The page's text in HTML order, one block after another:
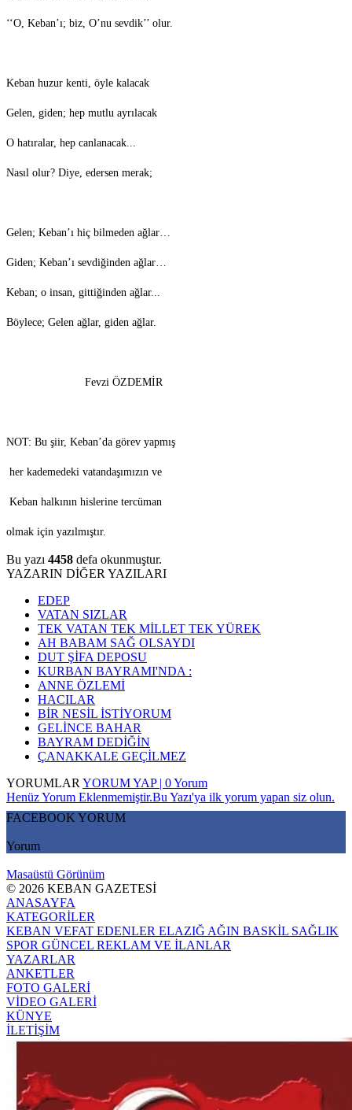
‘‘O, Keban’ı; biz, O’nu sevdik’’ olur.
Keban huzur kenti, öyle kalacak
Gelen, giden; hep mutlu ayrılacak
O hatıralar, hep canlanacak...
Nasıl olur? Diye, edersen merak;
Gelen; Keban’ı hiç bilmeden ağlar…
Giden; Keban’ı sevdiğinden ağlar…
Keban; o insan, gittiğinden ağlar...
Böylece; Gelen ağlar, giden ağlar.
Fevzi ÖZDEMİR
NOT: Bu şiir, Keban’da görev yapmış
her kademedeki vatandaşımızın ve
Keban halkının hislerine tercüman
olmak için yazılmıştır.
Bu yazı 4458 defa okunmuştur.
YAZARIN DİĞER YAZILARI
EDEP
VATAN SIZLAR
TEK VATAN TEK MİLLET TEK YÜREK
AH BABAM SAĞ OLSAYDI
DUT ŞİFA DEPOSU
KURBAN BAYRAMI'NDA :
ANNE ÖZLEMİ
HACILAR
BİR NESİL İSTİYORUM
GELİNCE BAHAR
BAYRAM DEDİĞİN
ÇANAKKALE GEÇİLMEZ
YORUMLAR YORUM YAP | 0 Yorum
Henüz Yorum Eklenmemiştir.Bu Yazı'ya ilk yorum yapan siz olun.
FACEBOOK YORUM
Yorum
Masaüstü Görünüm
© 2026 KEBAN GAZETESİ
ANASAYFA
KATEGORİLER
KEBAN VEFAT EDENLER ELAZIĞ AĞIN BASKİL SAĞLIK
SPOR GÜNCEL REKLAM VE İLANLAR
YAZARLAR
ANKETLER
FOTO GALERİ
VİDEO GALERİ
KÜNYE
İLETİŞİM